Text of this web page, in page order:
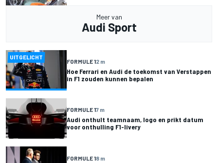
Meer van
Audi Sport
UITGELICHT
FORMULE 12 m
Hoe Ferrari en Audi de toekomst van Verstappen
in F1 zouden kunnen bepalen
FORMULE 17 m
Audi onthult teamnaam, logo en prikt datum
voor onthulling F1-livery
FORMULE 18 m